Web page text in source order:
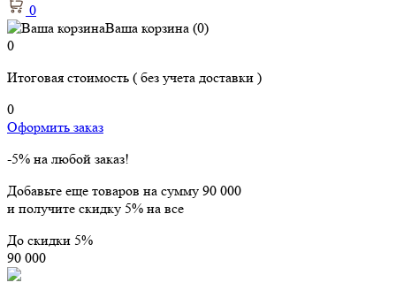
0
Ваша корзина (0)
0
Итоговая стоимость ( без учета доставки )
0
Оформить заказ
-5% на любой заказ!
Добавьте еще товаров на сумму 90 000
и получите скидку 5% на все
До скидки 5%
90 000